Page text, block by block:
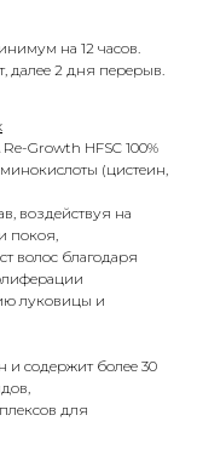
на 12 часов.
далее 2 дня перерыв.
Growth HFSC 100%
(цистеин,
воздействуя на
покоя,
волос благодаря
луковицы и
и содержит более 30
для